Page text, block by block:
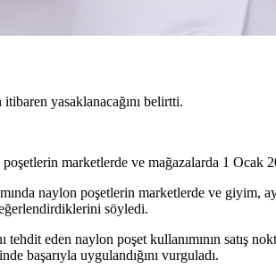
yasaklanacağını belirtti.
marketlerde ve mağazalarda 1 Ocak
naylon poşetlerin marketlerde ve giyim,
söyledi.
eden naylon poşet kullanımının satış
başarıyla uygulandığını vurguladı.